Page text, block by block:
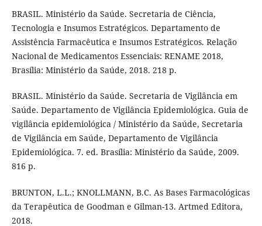
BRASIL. Ministério da Saúde. Secretaria de Ciência,
Tecnologia e Insumos Estratégicos. Departamento de
Assistência Farmacêutica e Insumos Estratégicos. Relação
Nacional de Medicamentos Essenciais: RENAME 2018,
Brasília: Ministério da Saúde, 2018. 218 p.
BRASIL. Ministério da Saúde. Secretaria de Vigilância em
Saúde. Departamento de Vigilância Epidemiológica. Guia de
vigilância epidemiológica / Ministério da Saúde, Secretaria
de Vigilância em Saúde, Departamento de Vigilância
Epidemiológica. 7. ed. Brasília: Ministério da Saúde, 2009.
816 p.
BRUNTON, L.L.; KNOLLMANN, B.C. As Bases Farmacológicas
da Terapêutica de Goodman e Gilman-13. Artmed Editora,
2018.